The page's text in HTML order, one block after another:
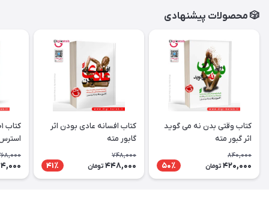
🎲 محصولات پیشنهادی
کتاب وقتی بدن نه می گوید
اثر گبور مته
840,000
420,000 تومان 50٪
کتاب افسانه عادی بودن اثر
گابور مته
748,000
448,000 تومان 41٪